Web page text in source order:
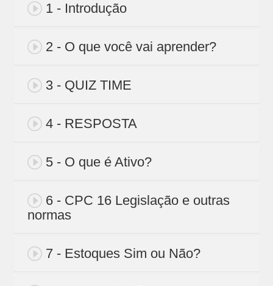
1 - Introdução
2 - O que você vai aprender?
3 - QUIZ TIME
4 - RESPOSTA
5 - O que é Ativo?
6 - CPC 16 Legislação e outras
normas
7 - Estoques Sim ou Não?